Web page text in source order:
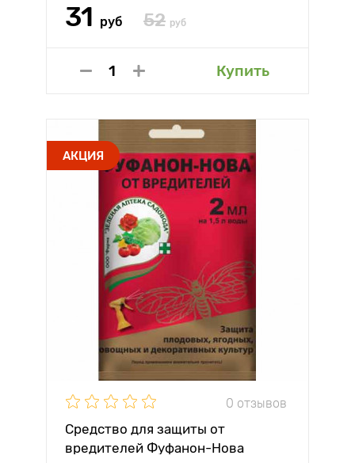
31 руб 52 руб
Купить
АКЦИЯ
0 отзывов
Средство для защиты от
вредителей Фуфанон-Нова